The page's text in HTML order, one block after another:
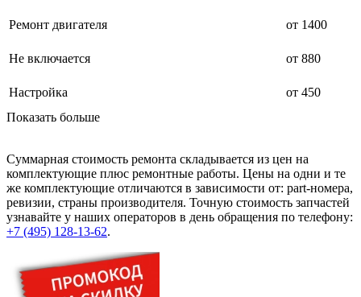
Ремонт двигателя от 1400
Не включается от 880
Настройка
от 450
Показать больше
Суммарная стоимость ремонта складывается из цен на
комплектующие плюс ремонтные работы. Цены на одни и те
же комплектующие отличаются в зависимости от: part-номера,
ревизии, страны производителя. Точную стоимость запчастей
узнавайте у наших операторов в день обращения по телефону:
+7 (495) 128-13-62.